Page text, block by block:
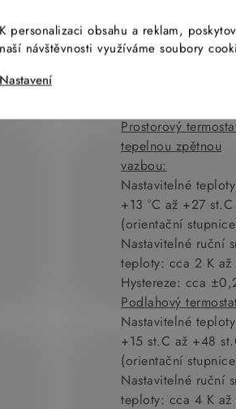
K personalizaci obsahu a reklam,
naší návštěvnosti využíváme soubory
Nastavení
termostatu a pro
snížení teploty (s
Prostorový
tepelnou zpětnou
vazbou:
Nastavitelné
+13 °C až +27 st.C
(orientační
Nastavitelné ruční
teploty: cca 2 K až
Hystereze: cca
Podlahový
Nastavitelné
+15 st.C až +48
(orientační
Nastavitelné ruční
teploty: cca 4 K až